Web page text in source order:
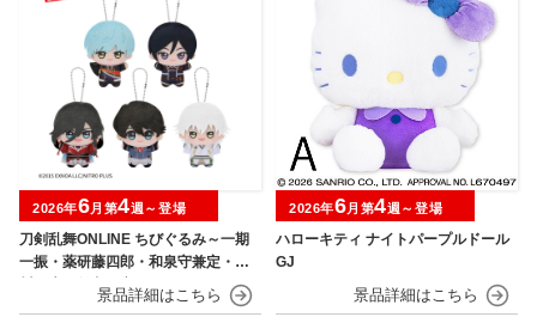
刀剣乱舞ONLINE ちびぐるみ～一期
一振・薬研藤四郎・和泉守兼定・堀
川国広・鶴丸国永～
2026年6月第4週～登場
ハローキティ ナイトパープルドール
GJ
2026年6月第4週～登場